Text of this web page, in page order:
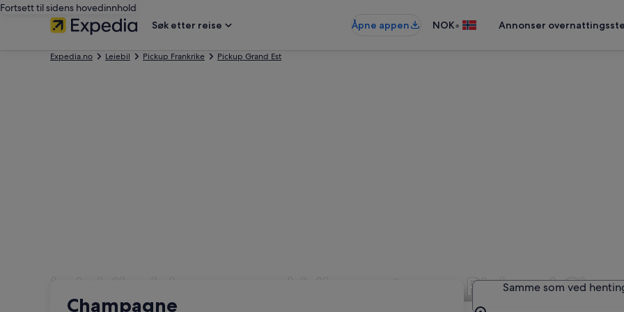
Fortsett til sidens hovedinnhold
Søk etter reise
Åpne appen NOK• Annonser
Expedia.no Leiebil Pickup Frankrike Pickup Grand Est
Leiebilselskaper med biler av typen Pickup i
Champagne
Samme som ved